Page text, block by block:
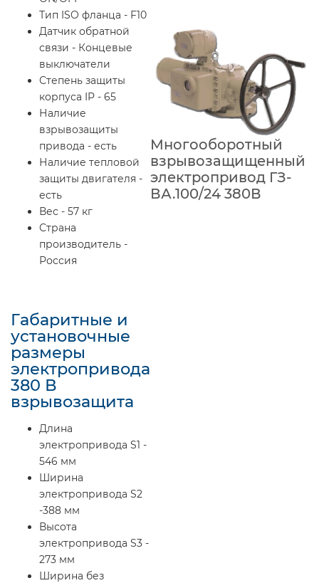
Тип ISO фланца - F10
Датчик обратной
связи - Концевые
выключатели
Степень защиты
корпуса IP - 65
Наличие
взрывозащиты
привода - есть
Наличие тепловой
защиты двигателя -
есть
Вес - 57 кг
Страна
производитель -
Россия
Многооборотный
взрывозащищенный
электропривод ГЗ-
ВА.100/24 380В
Габаритные и
установочные
размеры
электропривода
380 В
взрывозащита
Длина
электропривода S1 -
546 мм
Ширина
электропривода S2
-388 мм
Высота
электропривода S3 -
273 мм
Ширина без